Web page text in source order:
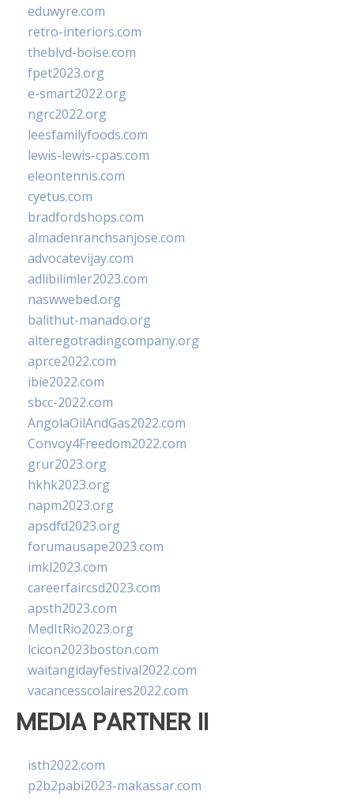
eduwyre.com
retro-interiors.com
theblvd-boise.com
fpet2023.org
e-smart2022.org
ngrc2022.org
leesfamilyfoods.com
lewis-lewis-cpas.com
eleontennis.com
cyetus.com
bradfordshops.com
almadenranchsanjose.com
advocatevijay.com
adlibilimler2023.com
naswwebed.org
balithut-manado.org
alteregotradingcompany.org
aprce2022.com
ibie2022.com
sbcc-2022.com
AngolaOilAndGas2022.com
Convoy4Freedom2022.com
grur2023.org
hkhk2023.org
napm2023.org
apsdfd2023.org
forumausape2023.com
imkl2023.com
careerfaircsd2023.com
apsth2023.com
MedItRio2023.org
lcicon2023boston.com
waitangidayfestival2022.com
vacancesscolaires2022.com
MEDIA PARTNER II
isth2022.com
p2b2pabi2023-makassar.com